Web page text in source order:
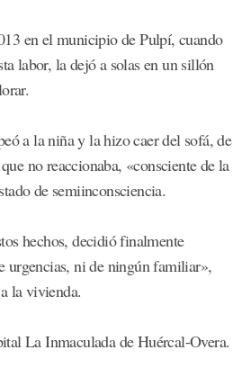
en el municipio de Pulpí, cuando
labor, la dejó a solas en un sillón
a la niña y la hizo caer del sofá, de
no reaccionaba, «consciente de la
de semiinconsciencia.
hechos, decidió finalmente
urgencias, ni de ningún familiar»,
la vivienda.
La Inmaculada de Huércal-Overa.